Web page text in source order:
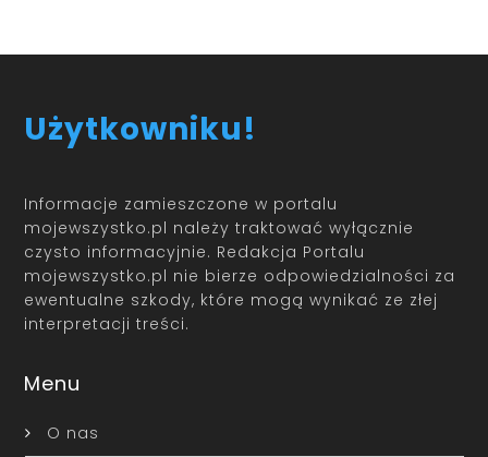
Użytkowniku!
Informacje zamieszczone w portalu
mojewszystko.pl należy traktować wyłącznie
czysto informacyjnie. Redakcja Portalu
mojewszystko.pl nie bierze odpowiedzialności za
ewentualne szkody, które mogą wynikać ze złej
interpretacji treści.
Menu
O nas